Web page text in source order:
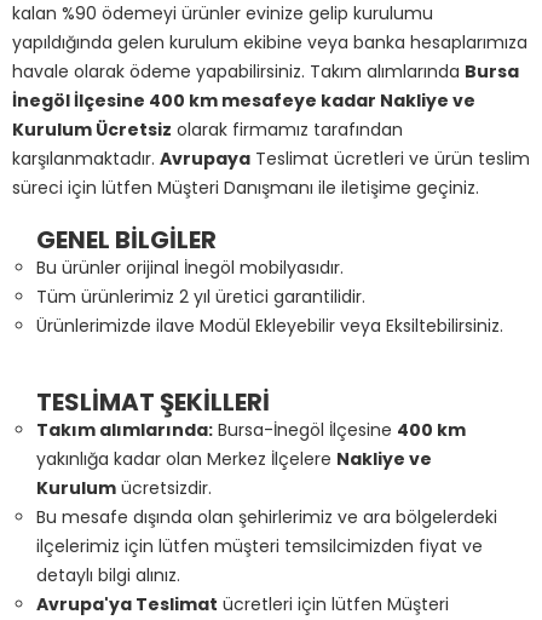
kalan %90 ödemeyi ürünler evinize gelip kurulumu
yapıldığında gelen kurulum ekibine veya banka hesaplarımıza
havale olarak ödeme yapabilirsiniz. Takım alımlarında Bursa
İnegöl İlçesine 400 km mesafeye kadar Nakliye ve
Kurulum Ücretsiz olarak firmamız tarafından
karşılanmaktadır. Avrupaya Teslimat ücretleri ve ürün teslim
süreci için lütfen Müşteri Danışmanı ile iletişime geçiniz.
GENEL BİLGİLER
Bu ürünler orijinal İnegöl mobilyasıdır.
Tüm ürünlerimiz 2 yıl üretici garantilidir.
Ürünlerimizde ilave Modül Ekleyebilir veya Eksiltebilirsiniz.
TESLİMAT ŞEKİLLERİ
Takım alımlarında: Bursa-İnegöl İlçesine 400 km
yakınlığa kadar olan Merkez İlçelere Nakliye ve
Kurulum ücretsizdir.
Bu mesafe dışında olan şehirlerimiz ve ara bölgelerdeki
ilçelerimiz için lütfen müşteri temsilcimizden fiyat ve
detaylı bilgi alınız.
Avrupa'ya Teslimat ücretleri için lütfen Müşteri